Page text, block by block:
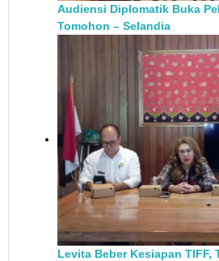
Audiensi Diplomatik Buka
Tomohon – Selandia
Levita Beber Kesiapan TIFF,